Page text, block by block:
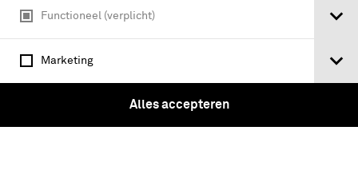
Functioneel (verplicht)
Marketing
Alles accepteren
Werken bij
Word vriend
Verlengde Paltzerweg 1
3768 MX Soest